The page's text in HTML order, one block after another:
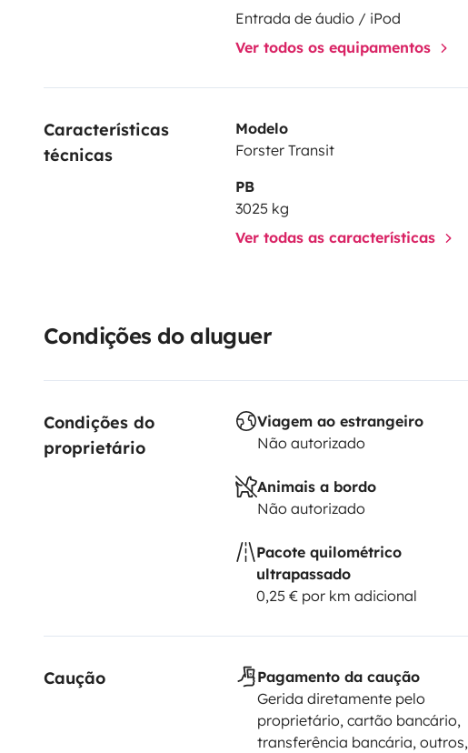
Entrada de áudio / iPod
Ver todos os equipamentos
Características
técnicas
Modelo
Forster Transit
PB
3025 kg
Ver todas as características
Condições do aluguer
Condições do
proprietário
Viagem ao estrangeiro
Não autorizado
Animais a bordo
Não autorizado
Pacote quilométrico
ultrapassado
0,25 € por km adicional
Caução
Pagamento da caução
Gerida diretamente pelo
proprietário, cartão bancário,
transferência bancária, outros,